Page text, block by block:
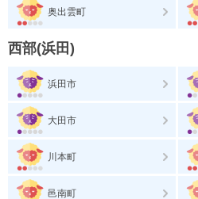
奥出雲町
西部(浜田)
浜田市
大田市
川本町
邑南町